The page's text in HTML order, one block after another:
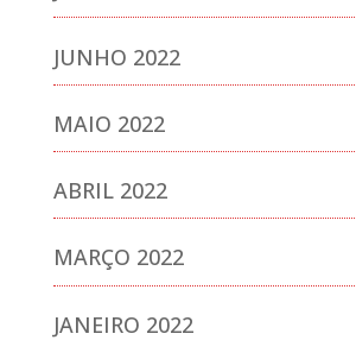
JUNHO 2022
MAIO 2022
ABRIL 2022
MARÇO 2022
JANEIRO 2022